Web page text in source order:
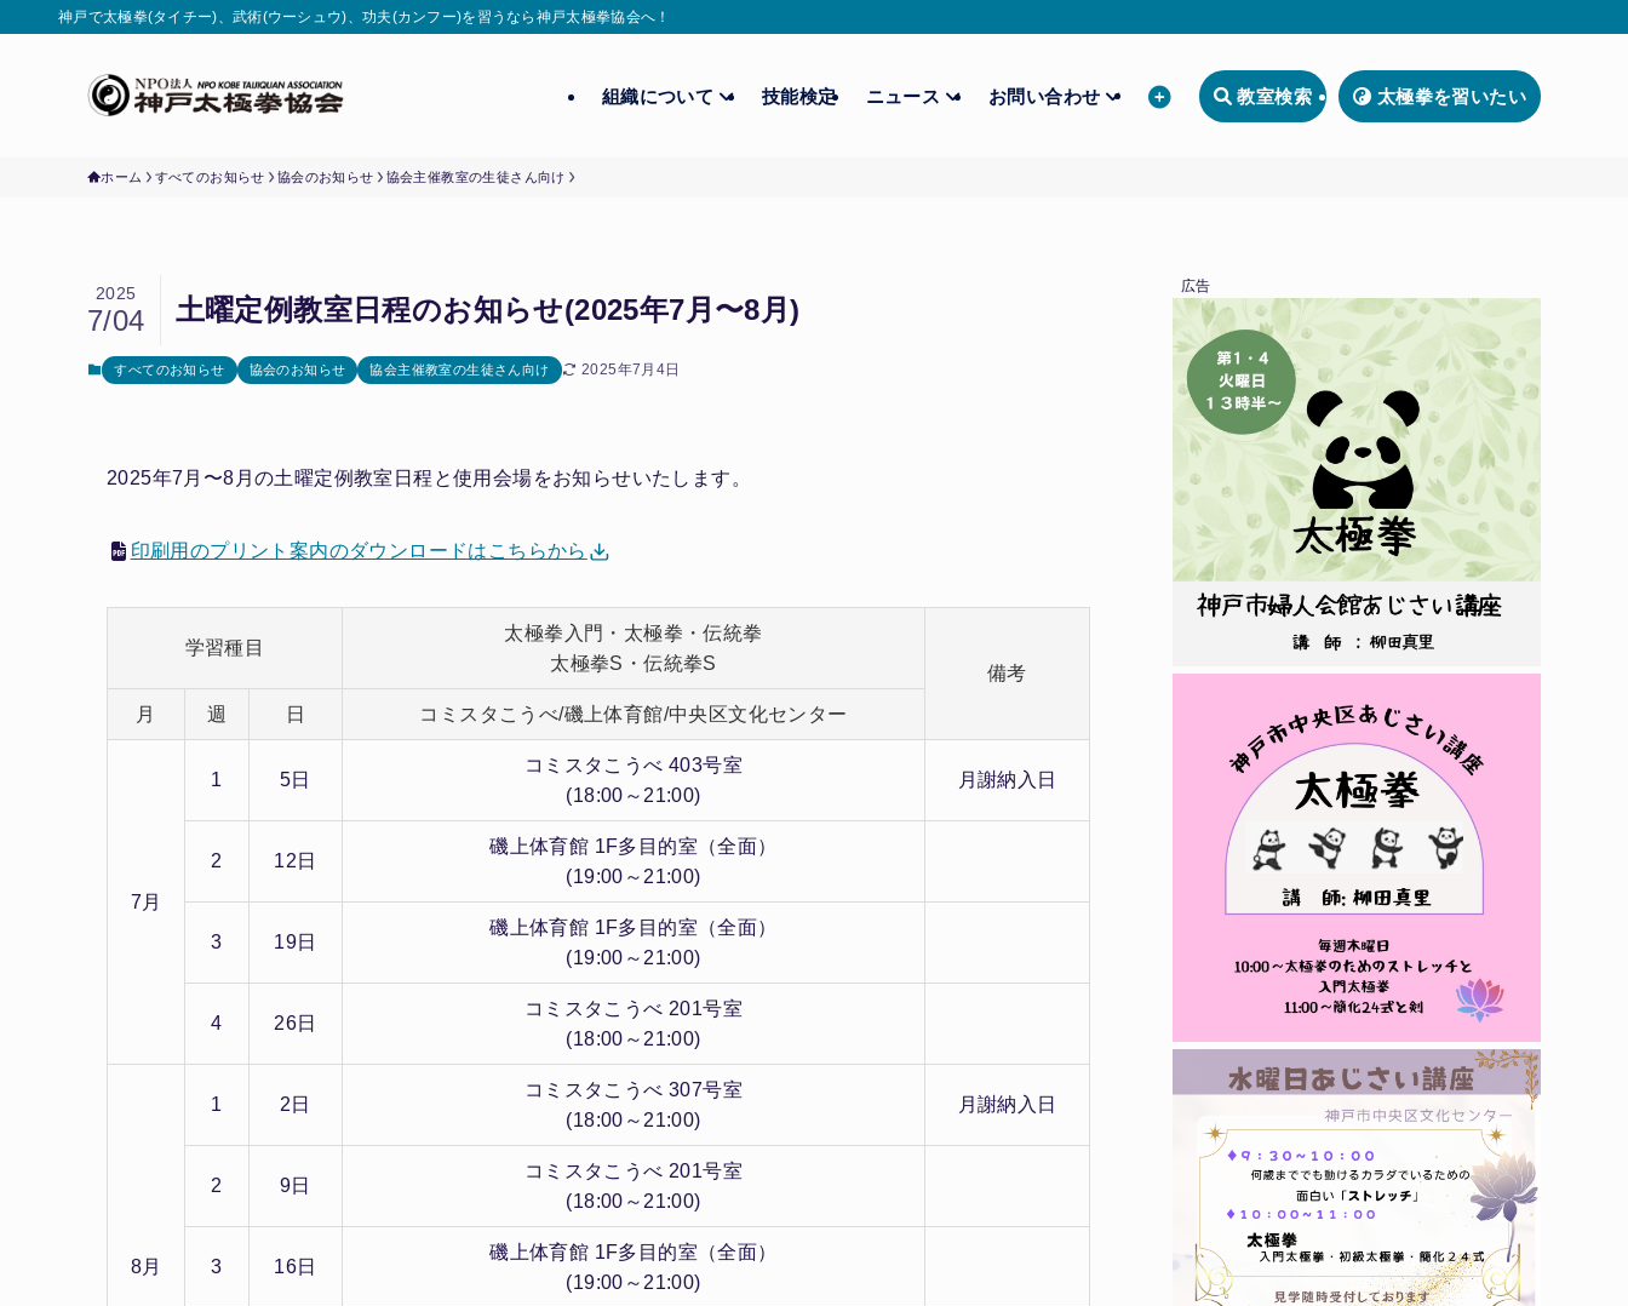
神戸で太極拳(タイチー)、武術(ウーシュウ)、功夫(カンフー)を習うなら神戸太極拳協会へ！
組織について 技能検定 ニュース お問い合わせ 教室検索 太極拳を習いたい
ホーム すべてのお知らせ 協会のお知らせ 協会主催教室の生徒さん向け
土曜定例教室日程のお知らせ(2025年7月〜8月)
2025
7/04
すべてのお知らせ 協会のお知らせ 協会主催教室の生徒さん向け 2025年7月4日
2025年7月〜8月の土曜定例教室日程と使用会場をお知らせいたします。
印刷用のプリント案内のダウンロードはこちらから
学習種目
太極拳入門・太極拳・伝統拳
太極拳S・伝統拳S
備考
月
週 日 コミスタこうべ/磯上体育館/中央区文化センター
7月
1 5日
コミスタこうべ 403号室
(18:00～21:00)
月謝納入日
2 12日
磯上体育館 1F多目的室（全面）
(19:00～21:00)
3 19日
磯上体育館 1F多目的室（全面）
(19:00～21:00)
4 26日
コミスタこうべ 201号室
(18:00～21:00)
8月
1 2日
コミスタこうべ 307号室
(18:00～21:00)
月謝納入日
2 9日
コミスタこうべ 201号室
(18:00～21:00)
3 16日
磯上体育館 1F多目的室（全面）
(19:00～21:00)
広告